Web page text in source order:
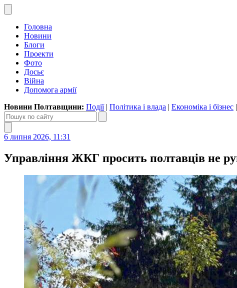
Головна
Новини
Блоги
Проекти
Фото
Досьє
Війна
Допомога армії
Новини Полтавщини: Події| Політика і влада | Економіка і бізнес |
6 липня 2026, 11:31
Управління ЖКГ просить полтавців не